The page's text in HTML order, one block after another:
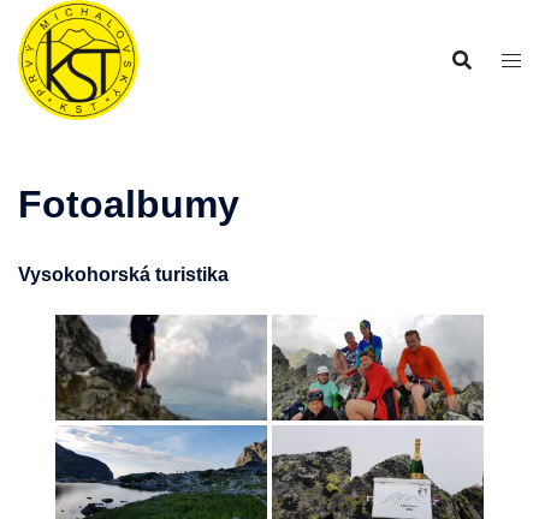
Preskočiť
obsah
Fotoalbumy
Vysokohorská turistika